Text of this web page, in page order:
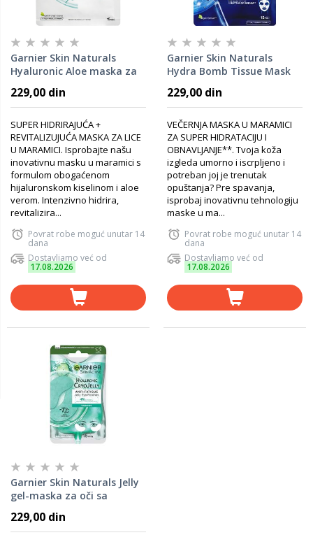
Garnier Skin Naturals
Hyaluronic Aloe maska za
229,00 din
SUPER HIDRIRAJUĆA +
REVITALIZUJUĆA MASKA ZA LICE
U MARAMICI. Isprobajte našu
inovativnu masku u maramici s
formulom obogaćenom
hijaluronskom kiselinom i aloe
verom. Intenzivno hidrira,
revitalizira...
Povrat robe moguć unutar 14
dana
Dostavljamo već od
17.08.2026
Garnier Skin Naturals
Hydra Bomb Tissue Mask
32g
229,00 din
VEČERNJA MASKA U MARAMICI
ZA SUPER HIDRATACIJU I
OBNAVLJANJE**. Tvoja koža
izgleda umorno i iscrpljeno i
potreban joj je trenutak
opuštanja? Pre spavanja,
isprobaj inovativnu tehnologiju
maske u ma...
Povrat robe moguć unutar 14
dana
Dostavljamo već od
17.08.2026
Garnier Skin Naturals Jelly
gel-maska za oči sa
229,00 din